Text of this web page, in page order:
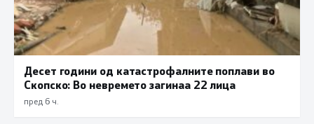
Десет години од катастрофалните поплави во
Скопско: Во невремето загинаа 22 лица
пред 6 ч.